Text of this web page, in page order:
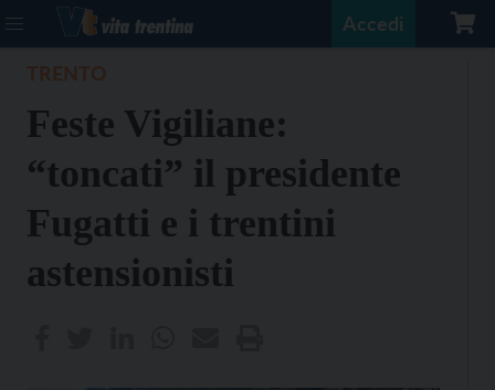
Accedi
Feste Vigiliane:
“toncati” il presidente
Fugatti e i trentini
astensionisti